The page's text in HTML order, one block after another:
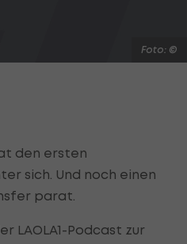
Foto: ©
den ersten
sich. Und noch einen
parat.
LAOLA1-Podcast zur